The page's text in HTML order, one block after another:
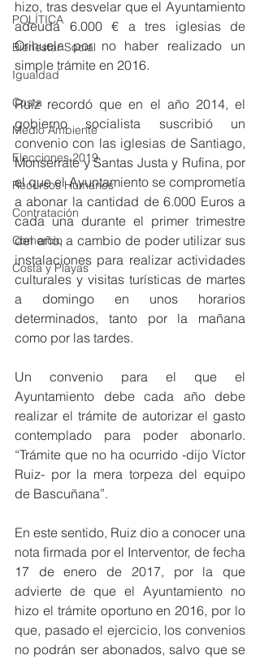
POLÍTICA
Bienestar Social
Igualdad
Costa
Medio Ambiente
Elecciones 2019
Recursos Humanos
Contratación
Comercio
Costa y Playas
hizo, tras desvelar que el Ayuntamiento
adeuda 6.000 € a tres iglesias de
Orihuela por no haber realizado un
simple trámite en 2016.
Ruiz recordó que en el año 2014, el
gobierno socialista suscribió un
convenio con las iglesias de Santiago,
Monserrate y Santas Justa y Rufina, por
el que el Ayuntamiento se comprometía
a abonar la cantidad de 6.000 Euros a
cada una durante el primer trimestre
del año, a cambio de poder utilizar sus
instalaciones para realizar actividades
culturales y visitas turísticas de martes
a domingo en unos horarios
determinados, tanto por la mañana
como por las tardes.
Un convenio para el que el
Ayuntamiento debe cada año debe
realizar el trámite de autorizar el gasto
contemplado para poder abonarlo.
“Trámite que no ha ocurrido -dijo Víctor
Ruiz- por la mera torpeza del equipo
de Bascuñana”.
En este sentido, Ruiz dio a conocer una
nota firmada por el Interventor, de fecha
17 de enero de 2017, por la que
advierte de que el Ayuntamiento no
hizo el trámite oportuno en 2016, por lo
que, pasado el ejercicio, los convenios
no podrán ser abonados, salvo que se